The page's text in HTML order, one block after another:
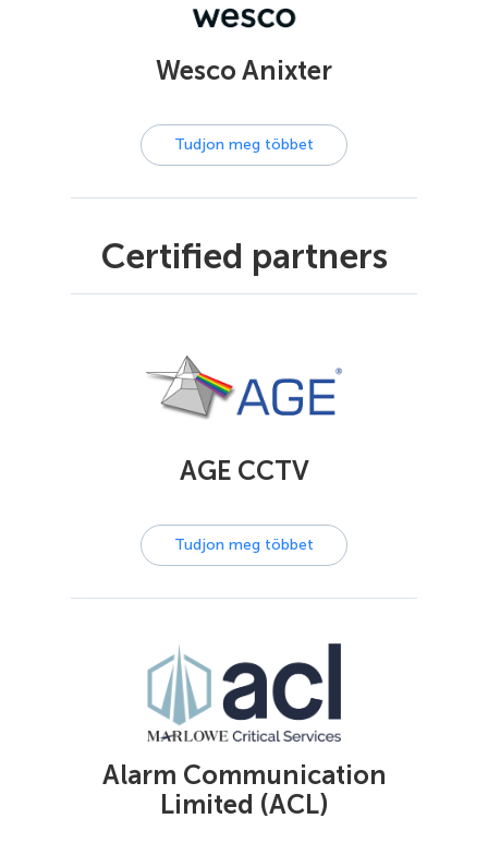
Wesco Anixter
Tudjon meg többet
Certified partners
AGE CCTV
Tudjon meg többet
Alarm Communication
Limited (ACL)